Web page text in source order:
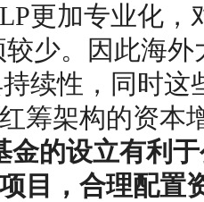
加专业化，
较少。因此海
续性，同时这
筹架构的资本
金的设立有利
目，合理配置